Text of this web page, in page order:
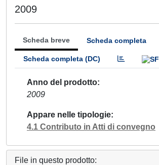
2009
Scheda breve Scheda completa
Scheda completa (DC)
Anno del prodotto
2009
Appare nelle tipologie
4.1 Contributo in Atti di convegno
File in questo prodotto: